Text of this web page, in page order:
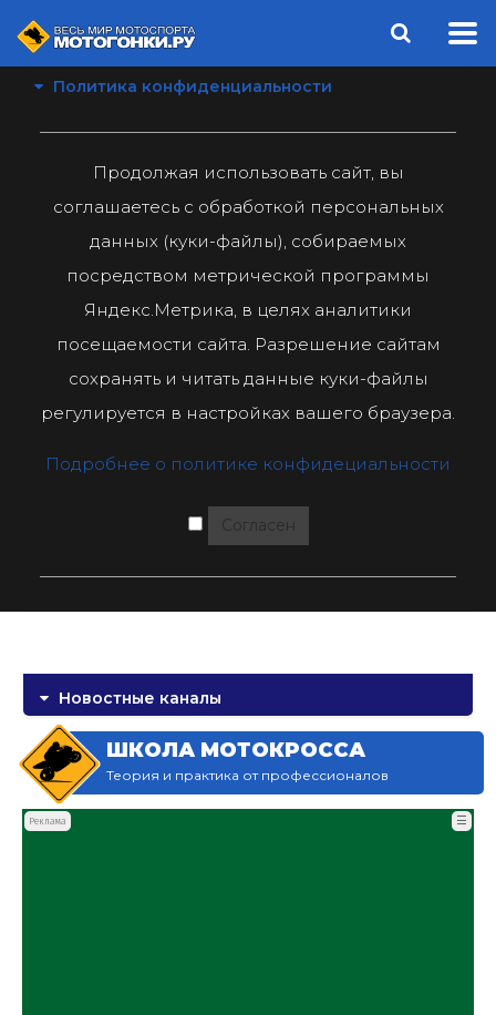
Политика конфиденциальности
Продолжая использовать сайт, вы
соглашаетесь с обработкой персональных
данных (куки-файлы), собираемых
посредством метрической программы
Яндекс.Метрика, в целях аналитики
посещаемости сайта. Разрешение сайтам
сохранять и читать данные куки-файлы
регулируется в настройках вашего браузера.
Подробнее о политике конфидециальности
Согласен
Новостные каналы
ШКОЛА МОТОКРОССА
Теория и практика от профессионалов
Реклама ☰